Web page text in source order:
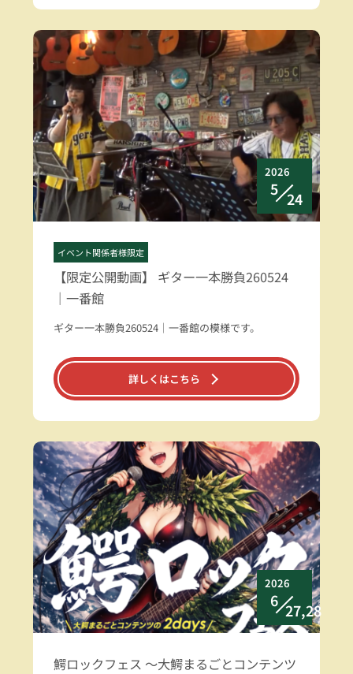
2026
5
24
イベント関係者様限定
【限定公開動画】 ギター一本勝負260524
｜一番館
ギター一本勝負260524｜一番館の模様です。
詳しくはこちら
2026
6
27,28
鰐ロックフェス ～大鰐まるごとコンテンツ